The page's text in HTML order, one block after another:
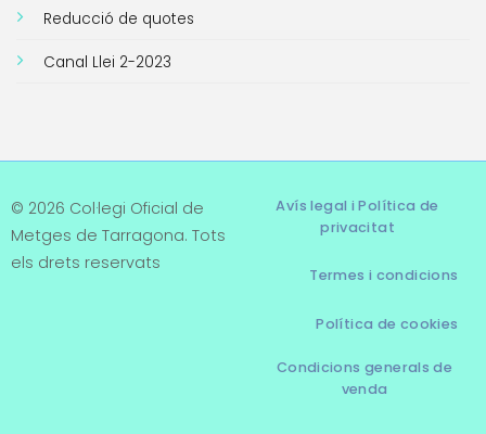
Reducció de quotes
Canal Llei 2-2023
© 2026 Col·legi Oficial de
Metges de Tarragona. Tots
els drets reservats
Avís legal i Política de
privacitat
Termes i condicions
Política de cookies
Condicions generals de
venda